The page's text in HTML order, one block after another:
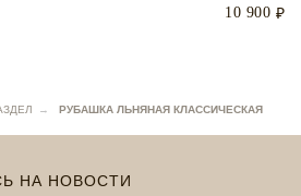
10 900 ₽
→ РУБАШКА ЛЬНЯНАЯ КЛАССИЧЕСКАЯ
НА НОВОСТИ